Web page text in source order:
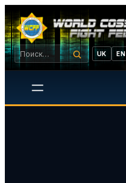
UK EN